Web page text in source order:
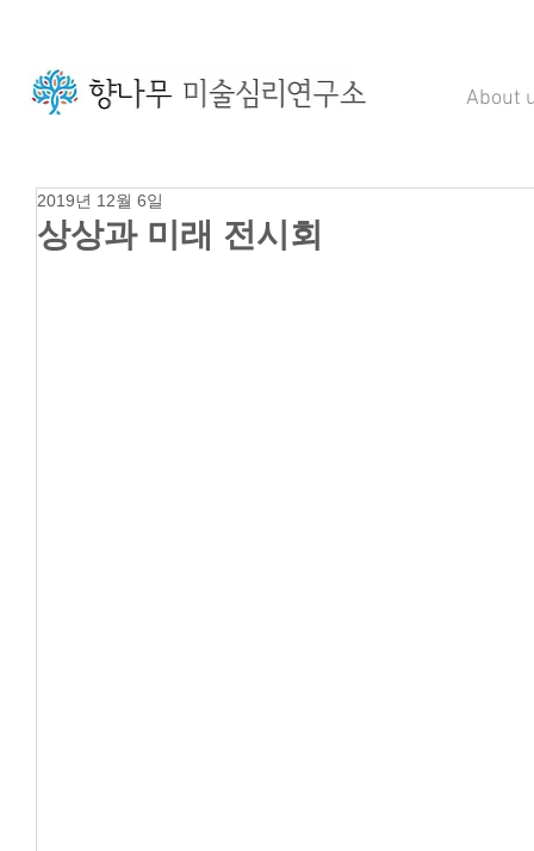
About
상상과 미래 전시회
2019년 12월 6일